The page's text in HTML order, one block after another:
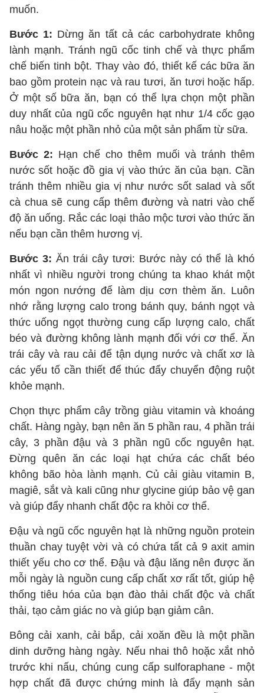
muốn.
Bước 1: Dừng ăn tất cả các carbohydrate không
lành mạnh. Tránh ngũ cốc tinh chế và thực phẩm
chế biến tinh bột. Thay vào đó, thiết kế các bữa ăn
bao gồm protein nạc và rau tươi, ăn tươi hoặc hấp.
Ở một số bữa ăn, bạn có thể lựa chọn một phần
duy nhất của ngũ cốc nguyên hạt như 1/4 cốc gạo
nâu hoặc một phần nhỏ của một sản phẩm từ sữa.
Bước 2: Hạn chế cho thêm muối và tránh thêm
nước sốt hoặc đồ gia vị vào thức ăn của bạn. Cần
tránh thêm nhiều gia vị như nước sốt salad và sốt
cà chua sẽ cung cấp thêm đường và natri vào chế
độ ăn uống. Rắc các loại thảo mộc tươi vào thức ăn
nếu bạn cần thêm hương vị.
Bước 3: Ăn trái cây tươi: Bước này có thể là khó
nhất vì nhiều người trong chúng ta khao khát một
món ngon nướng để làm dịu cơn thèm ăn. Luôn
nhớ rằng lượng calo trong bánh quy, bánh ngọt và
thức uống ngọt thường cung cấp lượng calo, chất
béo và đường không lành mạnh đối với cơ thể. Ăn
trái cây và rau cải để tận dụng nước và chất xơ là
các yếu tố cần thiết để thúc đẩy chuyển động ruột
khỏe mạnh.
Chọn thực phẩm cây trồng giàu vitamin và khoáng
chất. Hàng ngày, bạn nên ăn 5 phần rau, 4 phần trái
cây, 3 phần đậu và 3 phần ngũ cốc nguyên hạt.
Đừng quên ăn các loại hạt chứa các chất béo
không bão hòa lành mạnh. Củ cải giàu vitamin B,
magiê, sắt và kali cũng như glycine giúp bảo vệ gan
và giúp đẩy nhanh chất độc ra khỏi cơ thể.
Đậu và ngũ cốc nguyên hạt là những nguồn protein
thuần chay tuyệt vời và có chứa tất cả 9 axit amin
thiết yếu cho cơ thể. Đậu và đậu lăng nên được ăn
mỗi ngày là nguồn cung cấp chất xơ rất tốt, giúp hệ
thống tiêu hóa của bạn đào thải chất độc và chất
thải, tạo cảm giác no và giúp bạn giảm cân.
Bông cải xanh, cải bắp, cải xoăn đều là một phần
dinh dưỡng hàng ngày. Nếu nhai thô hoặc xắt nhỏ
trước khi nấu, chúng cung cấp sulforaphane - một
hợp chất đã được chứng minh là đẩy mạnh sản